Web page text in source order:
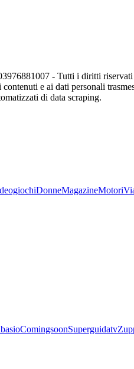
- Tutti i diritti
contenuti e ai dati personali
di data scraping.
DonneMagazineMotori
ComingsoonSuperguidatv